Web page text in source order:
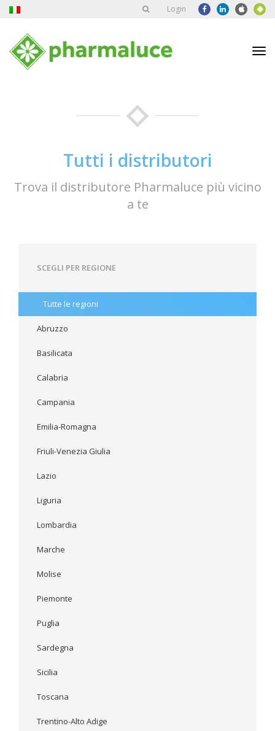
Login
Tutti i distributori
Trova il distributore Pharmaluce più vicino
a te
SCEGLI PER REGIONE
Tutte le regioni
Abruzzo
Basilicata
Calabria
Campania
Emilia-Romagna
Friuli-Venezia Giulia
Lazio
Liguria
Lombardia
Marche
Molise
Piemonte
Puglia
Sardegna
Sicilia
Toscana
Trentino-Alto Adige